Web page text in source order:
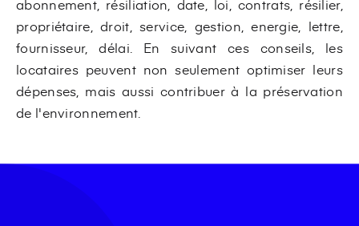
abonnement, résiliation, date, loi, contrats, résilier,
propriétaire, droit, service, gestion, energie, lettre,
fournisseur, délai. En suivant ces conseils, les
locataires peuvent non seulement optimiser leurs
dépenses, mais aussi contribuer à la préservation
de l'environnement.